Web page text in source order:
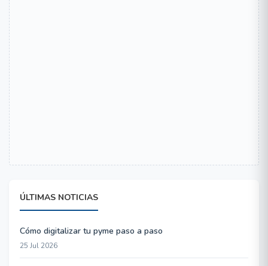
ÚLTIMAS NOTICIAS
Cómo digitalizar tu pyme paso a paso
25 Jul 2026